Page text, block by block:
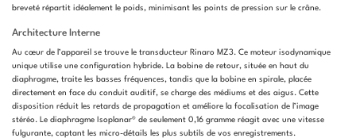
breveté répartit idéalement le poids, minimisant les points de pression sur le crâne.
Architecture Interne
Au cœur de l’appareil se trouve le transducteur Rinaro MZ3. Ce moteur isodynamique
unique utilise une configuration hybride. La bobine de retour, située en haut du
diaphragme, traite les basses fréquences, tandis que la bobine en spirale, placée
directement en face du conduit auditif, se charge des médiums et des aigus. Cette
disposition réduit les retards de propagation et améliore la focalisation de l’image
stéréo. Le diaphragme Isoplanar® de seulement 0,16 gramme réagit avec une vitesse
fulgurante, captant les micro-détails les plus subtils de vos enregistrements.